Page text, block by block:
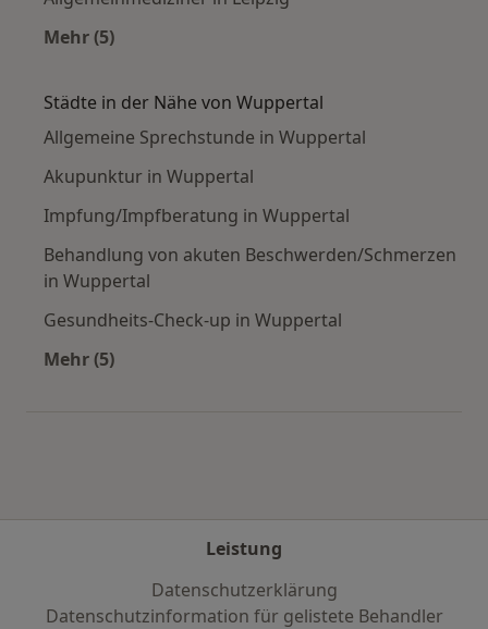
Mehr (5)
Städte in der Nähe von Wuppertal
Allgemeine Sprechstunde in Wuppertal
Akupunktur in Wuppertal
Impfung/Impfberatung in Wuppertal
Behandlung von akuten Beschwerden/Schmerzen
in Wuppertal
Gesundheits-Check-up in Wuppertal
Mehr (5)
Leistung
Datenschutzerklärung
Datenschutzinformation für gelistete Behandler